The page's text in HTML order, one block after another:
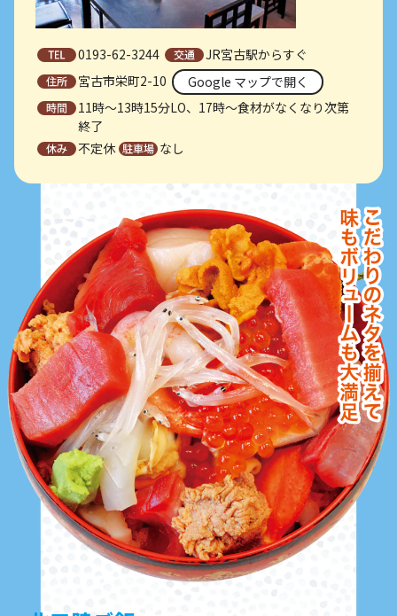
0193-62-3244
JR宮古駅からすぐ
宮古市栄町2-10
Google マップで開く
11時～13時15分LO、17時～食材がなくなり次第
終了
不定休
なし